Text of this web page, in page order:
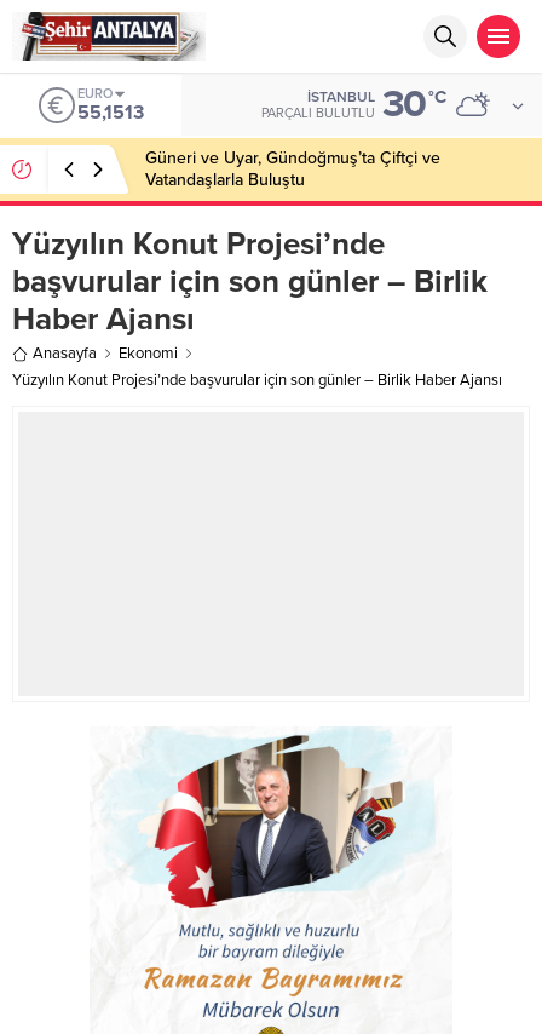
EURO
55,1513
İSTANBUL
PARÇALI BULUTLU 30°C
Güneri ve Uyar, Gündoğmuş’ta Çiftçi ve
Vatandaşlarla Buluştu
Yüzyılın Konut Projesi’nde
başvurular için son günler – Birlik
Haber Ajansı
Anasayfa
Ekonomi
Yüzyılın Konut Projesi’nde başvurular için son günler – Birlik Haber Ajansı